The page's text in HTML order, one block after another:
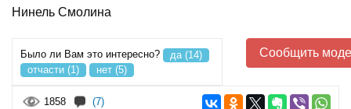
Нинель Смолина
Было ли Вам это интересно?
да (14)
отчасти (1)
нет (5)
Сообщить
1858 (7)